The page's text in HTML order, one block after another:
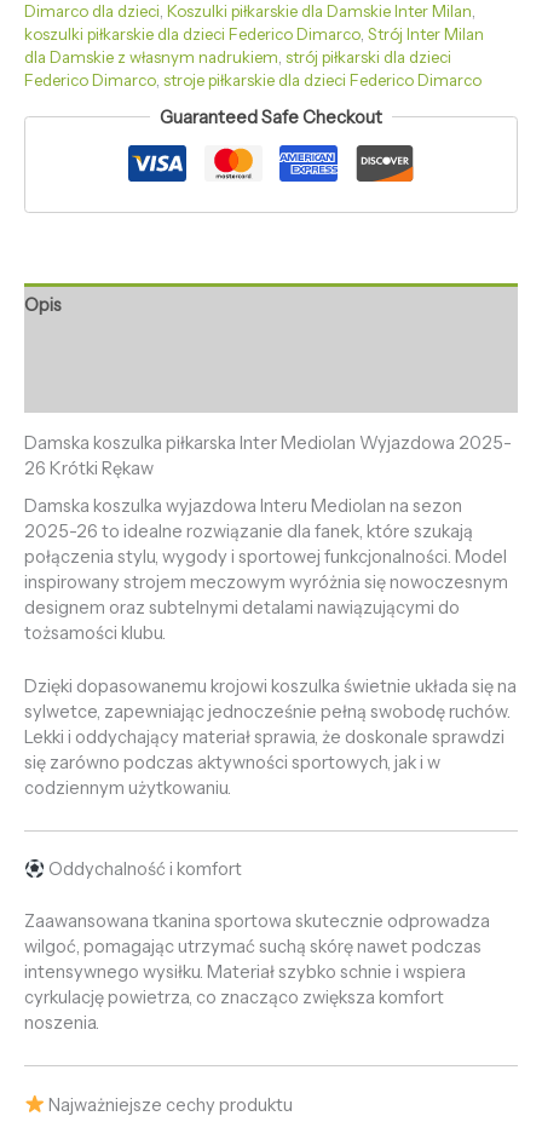
Dimarco dla dzieci, Koszulki piłkarskie dla Damskie Inter Milan,
koszulki piłkarskie dla dzieci Federico Dimarco, Strój Inter Milan
dla Damskie z własnym nadrukiem, strój piłkarski dla dzieci
Federico Dimarco, stroje piłkarskie dla dzieci Federico Dimarco
Guaranteed Safe Checkout
Opis
Damska koszulka piłkarska Inter Mediolan Wyjazdowa 2025-
26 Krótki Rękaw
Damska koszulka wyjazdowa Interu Mediolan na sezon
2025-26 to idealne rozwiązanie dla fanek, które szukają
połączenia stylu, wygody i sportowej funkcjonalności. Model
inspirowany strojem meczowym wyróżnia się nowoczesnym
designem oraz subtelnymi detalami nawiązującymi do
tożsamości klubu.
Dzięki dopasowanemu krojowi koszulka świetnie układa się na
sylwetce, zapewniając jednocześnie pełną swobodę ruchów.
Lekki i oddychający materiał sprawia, że doskonale sprawdzi
się zarówno podczas aktywności sportowych, jak i w
codziennym użytkowaniu.
Oddychalność i komfort
Zaawansowana tkanina sportowa skutecznie odprowadza
wilgoć, pomagając utrzymać suchą skórę nawet podczas
intensywnego wysiłku. Materiał szybko schnie i wspiera
cyrkulację powietrza, co znacząco zwiększa komfort
noszenia.
Najważniejsze cechy produktu